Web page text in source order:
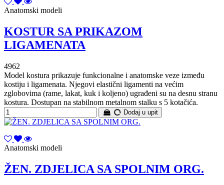
Anatomski modeli
KOSTUR SA PRIKAZOM
LIGAMENATA
4962
Model kostura prikazuje funkcionalne i anatomske veze između
kostiju i ligamenata. Njegovi elastični ligamenti na većim
zglobovima (rame, lakat, kuk i koljeno) ugrađeni su na desnu stranu
kostura. Dostupan na stabilnom metalnom stalku s 5 kotačića.
Dodaj u upit
Anatomski modeli
ŽEN. ZDJELICA SA SPOLNIM ORG.